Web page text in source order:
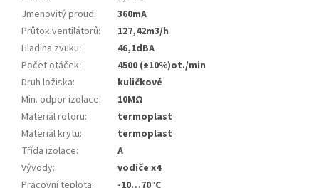
Jmenovitý proud:
360mA
Průtok ventilátorů:
127,42m3/h
Hladina zvuku:
46,1dBA
Počet otáček:
4500 (±10%)ot./min
Druh ložiska:
kuličkové
Min. odpor izolace:
10MΩ
Materiál rotoru:
termoplast
Materiál krytu:
termoplast
Třída izolace:
A
Vývody:
vodiče x4